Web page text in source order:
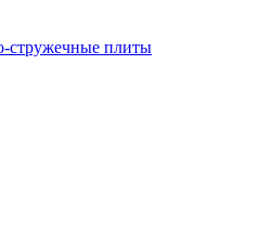
стружечные плиты